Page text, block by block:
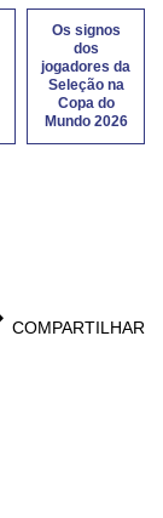
Os signos
dos
jogadores da
Seleção na
Copa do
Mundo 2026
COMPARTILHAR